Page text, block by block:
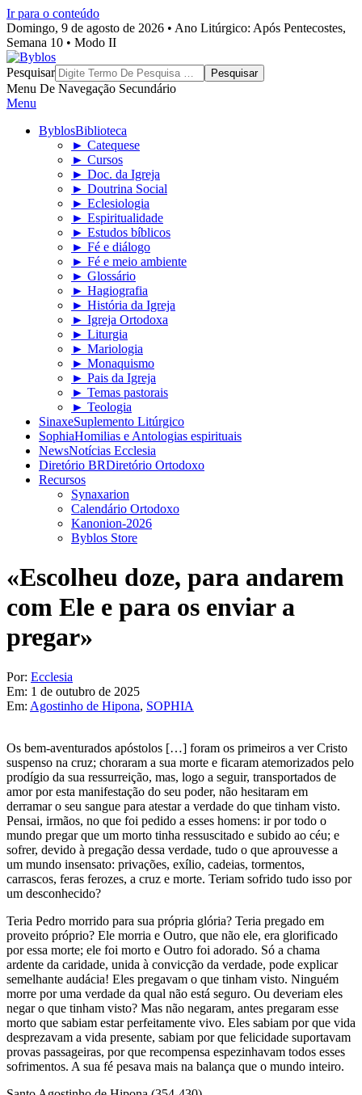
Ir para o conteúdo
Domingo, 9 de agosto de 2026 • Ano Litúrgico: Após Pentecostes,
Semana 10 • Modo II
Byblos
Pesquisar
Menu De Navegação Secundário
Menu
ByblosBiblioteca
► Catequese
► Cursos
► Doc. da Igreja
► Doutrina Social
► Eclesiologia
► Espiritualidade
► Estudos bíblicos
► Fé e diálogo
► Fé e meio ambiente
► Glossário
► Hagiografia
► História da Igreja
► Igreja Ortodoxa
► Liturgia
► Mariologia
► Monaquismo
► Pais da Igreja
► Temas pastorais
► Teologia
SinaxeSuplemento Litúrgico
SophiaHomilias e Antologias espirituais
NewsNotícias Ecclesia
Diretório BRDiretório Ortodoxo
Recursos
Synaxarion
Calendário Ortodoxo
Kanonion-2026
Byblos Store
«Escolheu doze, para andarem
com Ele e para os enviar a
pregar»
Por: Ecclesia
Em: 1 de outubro de 2025
Em: Agostinho de Hipona, SOPHIA
Os bem-aventurados apóstolos […] foram os primeiros a ver Cristo
suspenso na cruz; choraram a sua morte e ficaram atemorizados pelo
prodígio da sua ressurreição, mas, logo a seguir, transportados de
amor por esta manifestação do seu poder, não hesitaram em
derramar o seu sangue para atestar a verdade do que tinham visto.
Pensai, irmãos, no que foi pedido a esses homens: ir por todo o
mundo pregar que um morto tinha ressuscitado e subido ao céu; e
sofrer, devido à pregação dessa verdade, tudo o que aprouvesse a
um mundo insensato: privações, exílio, cadeias, tormentos,
carrascos, feras ferozes, a cruz e morte. Teriam sofrido tudo isso por
um desconhecido?
Teria Pedro morrido para sua própria glória? Teria pregado em
proveito próprio? Ele morria e Outro, que não ele, era glorificado
por essa morte; ele foi morto e Outro foi adorado. Só a chama
ardente da caridade, unida à convicção da verdade, pode explicar
semelhante audácia! Eles pregavam o que tinham visto. Ninguém
morre por uma verdade da qual não está seguro. Ou deveriam eles
negar o que tinham visto? Mas não negaram, antes pregaram esse
morto que sabiam estar perfeitamente vivo. Eles sabiam por que vida
desprezavam a vida presente, sabiam por que felicidade suportavam
provas passageiras, por que recompensa espezinhavam todos esses
sofrimentos. A sua fé pesava mais na balança que o mundo inteiro.